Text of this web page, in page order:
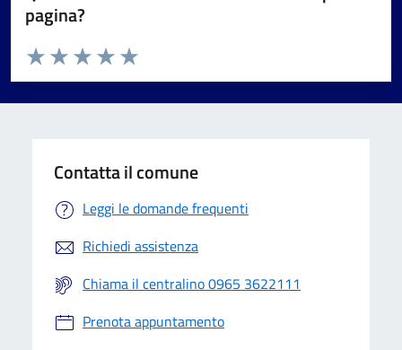
pagina?
Valuta da 1 a 5 stelle la pagina
Valuta 5 stelle su 5
Valuta 4 stelle su 5
Valuta 3 stelle su 5
Valuta 2 stelle su 5
Valuta 1 stelle su 5
Contatta il comune
Leggi le domande frequenti
Richiedi assistenza
Chiama il centralino 0965 3622111
Prenota appuntamento